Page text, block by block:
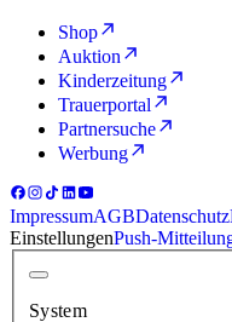
Shop
Auktion
Kinderzeitung
Trauerportal
Partnersuche
Werbung
ImpressumAGBDatenschutz
EinstellungenPush-
System